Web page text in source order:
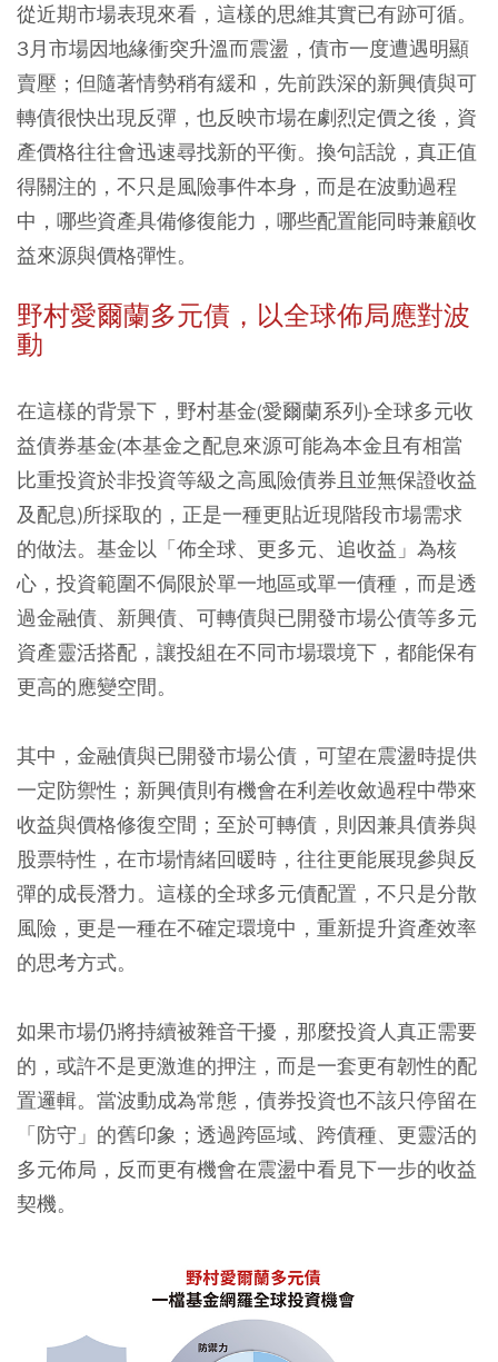
從近期市場表現來看，這樣的思維其實已有跡可循。
3月市場因地緣衝突升溫而震盪，債市一度遭遇明顯
賣壓；但隨著情勢稍有緩和，先前跌深的新興債與可
轉債很快出現反彈，也反映市場在劇烈定價之後，資
產價格往往會迅速尋找新的平衡。換句話說，真正值
得關注的，不只是風險事件本身，而是在波動過程
中，哪些資產具備修復能力，哪些配置能同時兼顧收
益來源與價格彈性。
野村愛爾蘭多元債，以全球佈局應對波
動
在這樣的背景下，野村基金(愛爾蘭系列)-全球多元收
益債券基金(本基金之配息來源可能為本金且有相當
比重投資於非投資等級之高風險債券且並無保證收益
及配息)所採取的，正是一種更貼近現階段市場需求
的做法。基金以「佈全球、更多元、追收益」為核
心，投資範圍不侷限於單一地區或單一債種，而是透
過金融債、新興債、可轉債與已開發市場公債等多元
資產靈活搭配，讓投組在不同市場環境下，都能保有
更高的應變空間。
其中，金融債與已開發市場公債，可望在震盪時提供
一定防禦性；新興債則有機會在利差收斂過程中帶來
收益與價格修復空間；至於可轉債，則因兼具債券與
股票特性，在市場情緒回暖時，往往更能展現參與反
彈的成長潛力。這樣的全球多元債配置，不只是分散
風險，更是一種在不確定環境中，重新提升資產效率
的思考方式。
如果市場仍將持續被雜音干擾，那麼投資人真正需要
的，或許不是更激進的押注，而是一套更有韌性的配
置邏輯。當波動成為常態，債券投資也不該只停留在
「防守」的舊印象；透過跨區域、跨債種、更靈活的
多元佈局，反而更有機會在震盪中看見下一步的收益
契機。